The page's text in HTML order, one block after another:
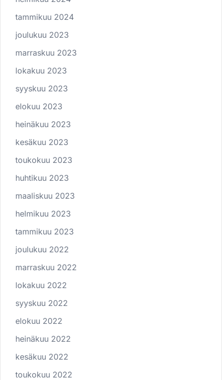
tammikuu 2024
joulukuu 2023
marraskuu 2023
lokakuu 2023
syyskuu 2023
elokuu 2023
heinäkuu 2023
kesäkuu 2023
toukokuu 2023
huhtikuu 2023
maaliskuu 2023
helmikuu 2023
tammikuu 2023
joulukuu 2022
marraskuu 2022
lokakuu 2022
syyskuu 2022
elokuu 2022
heinäkuu 2022
kesäkuu 2022
toukokuu 2022